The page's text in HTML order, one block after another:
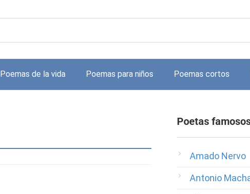
Poemas de la vida Poemas para niños Poemas cortos
Poetas
Amado Nervo
Antonio